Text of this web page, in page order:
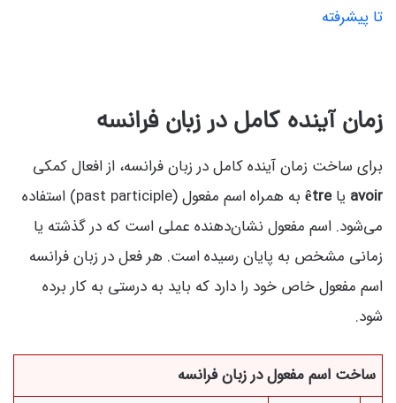
تا پیشرفته
زمان آینده کامل در زبان فرانسه
برای ساخت زمان آینده کامل در زبان فرانسه، از افعال کمکی
avoir یاêtre
به همراه اسم مفعول (past participle) استفاده
می‌شود. اسم مفعول نشان‌دهنده عملی است که در گذشته یا
زمانی مشخص به پایان رسیده است. هر فعل در زبان فرانسه
اسم مفعول خاص خود را دارد که باید به درستی به کار برده
شود.
ساخت اسم مفعول در زبان فرانسه